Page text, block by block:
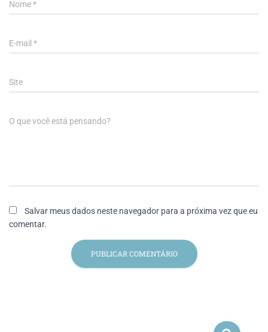
Nome*
E-mail *
Site
O que você está pensando?
Salvar meus dados neste navegador para a próxima vez que eu
comentar.